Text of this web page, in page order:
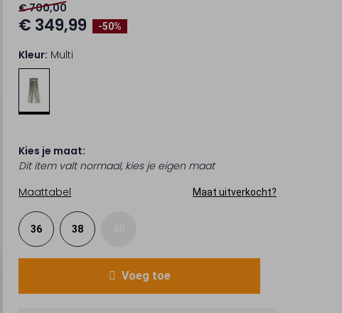
-50%
€ 700,00
€ 349,99
Kleur: Multi
Kies je maat:
Dit item valt normaal, kies je eigen maat
Maattabel
Maat uitverkocht?
36 38
Voeg toe